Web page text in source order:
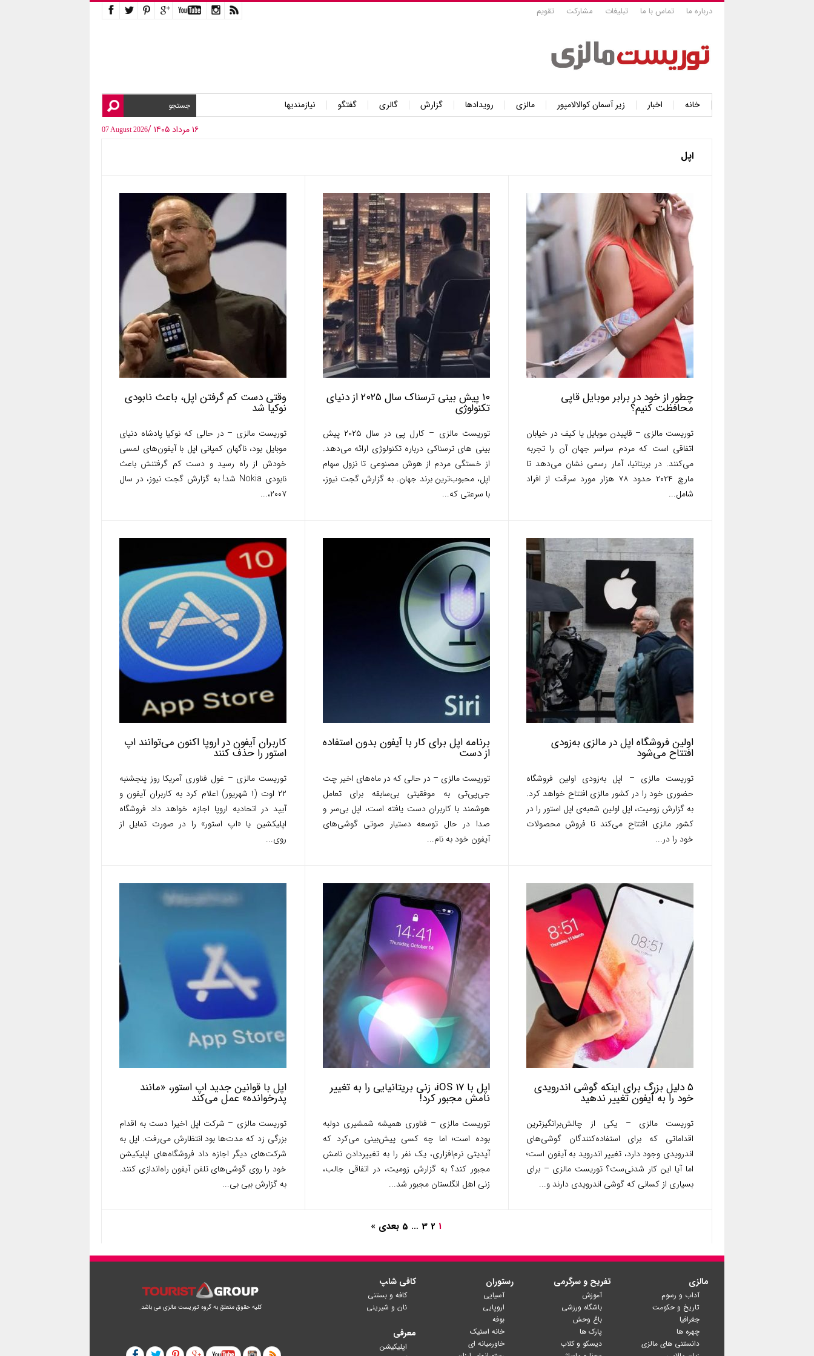
درباره ما تماس با ما تبلیغات مشارکت تقویم
خانه اخبار زیر آسمان کوالالامپور مالزی رویدادها گزارش گالری گفتگو
نیازمندیها
۱۶ مرداد ۱۴۰۵ /
07 August 2026
اپل
وقتی دست کم گرفتن اپل، باعث نابودی
نوکیا شد
توریست مالزی – در حالی که نوکیا پادشاه دنیای
موبایل بود، ناگهان کمپانی اپل با آیفون‌های لمسی
خودش از راه رسید و دست کم گرفتنش باعث
نابودی Nokia شد! به گزارش گجت نیوز، در سال
۲۰۰۷،...
۱۰ پیش بینی ترسناک سال ۲۰۲۵ از دنیای
تکنولوژی
توریست مالزی – کارل پی در سال ۲۰۲۵ پیش
بینی های ترسناکی درباره تکنولوژی ارائه می‌دهد.
از خستگی مردم از هوش مصنوعی تا نزول سهام
اپل، محبوب‌ترین برند جهان. به گزارش گجت نیوز،
با سرعتی که...
چطور از خود در برابر موبایل‌ قاپی
محافظت کنیم؟
توریست مالزی – قاپیدن موبایل یا کیف در خیابان
اتفاقی است که مردم سراسر جهان آن را تجربه
می‌کنند. در بریتانیا، آمار رسمی نشان می‌دهد تا
مارچ ۲۰۲۴ حدود ۷۸ هزار مورد سرقت از افراد
شامل...
کاربران آیفون در اروپا اکنون می‌توانند اپ
استور را حذف کنند
توریست مالزی – غول فناوری آمریکا روز پنجشنبه
۲۲ اوت (۱ شهریور) اعلام کرد به کاربران آیفون و
آیپد در اتحادیه اروپا اجازه خواهد داد فروشگاه
اپلیکشین یا «اپ استور» را در صورت تمایل از
روی...
برنامه اپل برای کار با آیفون بدون استفاده
از دست
توریست مالزی – در حالی که در ماه‌های اخیر چت
جی‌پی‌تی به موفقیتی بی‌سابقه برای تعامل
هوشمند با کاربران دست یافته است، اپل بی‌سر و
صدا در حال توسعه دستیار صوتی گوشی‌های
آیفون خود به نام...
اولین فروشگاه اپل در مالزی به‌زودی
افتتاح می‌شود
توریست مالزی – اپل به‌زودی اولین فروشگاه
حضوری خود را در کشور مالزی افتتاح خواهد کرد.
به گزارش زومیت، اپل اولین شعبه‌ی اپل استور را در
کشور مالزی افتتاح می‌کند تا فروش محصولات
خود را در...
اپل با قوانین جدید اپ استور، «مانند
پدرخوانده» عمل می‌کند
توریست مالزی – شرکت اپل اخیرا دست به اقدام
بزرگی زد که مدت‌ها بود انتظارش می‌رفت. اپل به
شرکت‌های دیگر اجازه داد فروشگاه‌های اپلیکیشن
خود را روی گوشی‌های تلفن آیفون راه‌اندازی کنند.
به گزارش ببی بی...
اپل با iOS 17، زنی بریتانیایی را به تغییر
نامش مجبور کرد!
توریست مالزی – فناوری همیشه شمشیری دولبه
بوده است؛ اما چه کسی پیش‌بینی می‌کرد که
آپدیتی نرم‌افزاری، یک نفر را به تغییردادن نامش
مجبور کند؟ به گزارش زومیت، در اتفاقی جالب،
زنی اهل انگلستان مجبور شد...
۵ دلیل بزرگ برای اینکه گوشی اندرویدی
خود را به آیفون تغییر ندهید
توریست مالزی – یکی از چالش‌برانگیزترین
اقداماتی که برای استفاده‌کنندگان گوشی‌های
اندرویدی وجود دارد، تغییر اندروید به آیفون است؛
اما آیا این کار شدنی‌ست؟ توریست مالزی – برای
بسیاری از کسانی که گوشی اندرویدی دارند و...
1
2
3
…
5 بعدی »
مالزی
آداب و رسوم
تاریخ و حکومت
جغرافیا
چهره ها
دانستنی های مالزی
تفریح و سرگرمی
آموزش
باشگاه ورزشی
باغ وحش
پارک ها
دیسکو و کلاب
رستوران
آسیایی
اروپایی
بوفه
خانه استیک
خاورمیانه ای
کافی شا‍پ
کافه و بستنی
نان و شیرینی
معرفی
اپلیکیشن
کلیه حقوق متعلق به گروه توریست مالزی می باشد.